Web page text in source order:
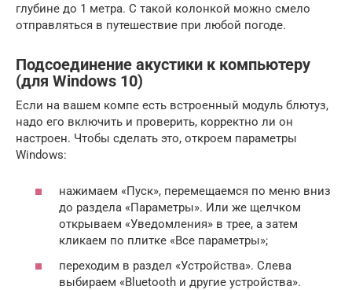
глубине до 1 метра. С такой колонкой можно смело
отправляться в путешествие при любой погоде.
Подсоединение акустики к компьютеру
(для Windows 10)
Если на вашем компе есть встроенный модуль блютуз,
надо его включить и проверить, корректно ли он
настроен. Чтобы сделать это, откроем параметры
Windows:
нажимаем «Пуск», перемещаемся по меню вниз
до раздела «Параметры». Или же щелчком
открываем «Уведомления» в трее, а затем
кликаем по плитке «Все параметры»;
переходим в раздел «Устройства». Слева
выбираем «Bluetooth и другие устройства».